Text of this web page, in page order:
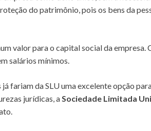
do patrimônio, pois os bens da
valor para o capital social da
salários mínimos.
fariam da SLU uma excelente opção
jurídicas, aSociedade Limitada